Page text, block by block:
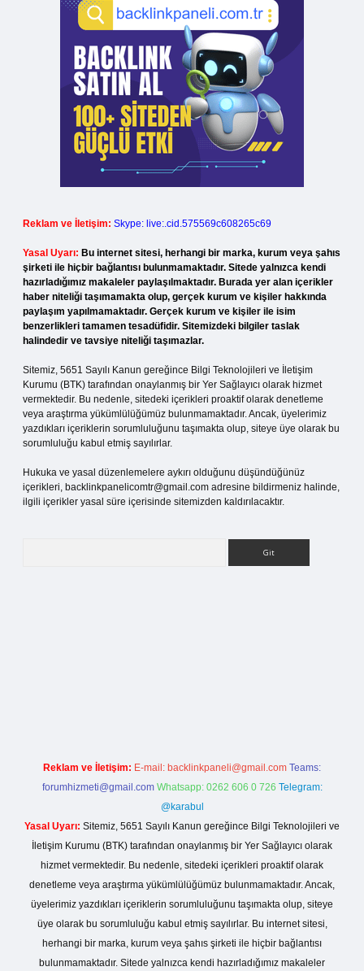
Reklam ve İletişim: Skype: live:.cid.575569c608265c69
Yasal Uyarı: Bu internet sitesi, herhangi bir marka, kurum veya şahıs
şirketi ile hiçbir bağlantısı bulunmamaktadır. Sitede yalnızca kendi
hazırladığımız makaleler paylaşılmaktadır. Burada yer alan içerikler
haber niteliği taşımamakta olup, gerçek kurum ve kişiler hakkında
paylaşım yapılmamaktadır. Gerçek kurum ve kişiler ile isim
benzerlikleri tamamen tesadüfidir. Sitemizdeki bilgiler taslak
halindedir ve tavsiye niteliği taşımazlar.
Sitemiz, 5651 Sayılı Kanun gereğince Bilgi Teknolojileri ve İletişim
Kurumu (BTK) tarafından onaylanmış bir Yer Sağlayıcı olarak hizmet
vermektedir. Bu nedenle, sitedeki içerikleri proaktif olarak denetleme
veya araştırma yükümlülüğümüz bulunmamaktadır. Ancak, üyelerimiz
yazdıkları içeriklerin sorumluluğunu taşımakta olup, siteye üye olarak bu
sorumluluğu kabul etmiş sayılırlar.
Hukuka ve yasal düzenlemelere aykırı olduğunu düşündüğünüz
içerikleri, backlinkpanelicomtr@gmail.com adresine bildirmeniz halinde,
ilgili içerikler yasal süre içerisinde sitemizden kaldırılacaktır.
Reklam ve İletişim: E-mail: backlinkpaneli@gmail.com Teams:
forumhizmeti@gmail.com Whatsapp: 0262 606 0 726 Telegram:
@karabul
Yasal Uyarı: Sitemiz, 5651 Sayılı Kanun gereğince Bilgi Teknolojileri ve
İletişim Kurumu (BTK) tarafından onaylanmış bir Yer Sağlayıcı olarak
hizmet vermektedir. Bu nedenle, sitedeki içerikleri proaktif olarak
denetleme veya araştırma yükümlülüğümüz bulunmamaktadır. Ancak,
üyelerimiz yazdıkları içeriklerin sorumluluğunu taşımakta olup, siteye
üye olarak bu sorumluluğu kabul etmiş sayılırlar. Bu internet sitesi,
herhangi bir marka, kurum veya şahıs şirketi ile hiçbir bağlantısı
bulunmamaktadır. Sitede yalnızca kendi hazırladığımız makaleler